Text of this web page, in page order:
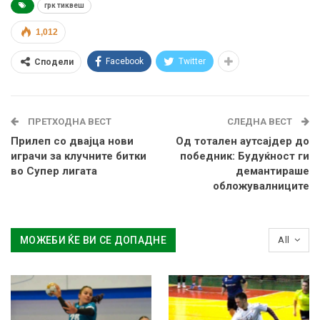
грк тиквеш
1,012
Сподели Facebook Twitter
ПРЕТХОДНА ВЕСТ
Прилеп со двајца нови
играчи за клучните битки
во Супер лигата
СЛЕДНА ВЕСТ
Од тотален аутсајдер до
победник: Будуќност ги
демантираше
обложувалниците
All
МОЖЕБИ ЌЕ ВИ СЕ ДОПАДНЕ